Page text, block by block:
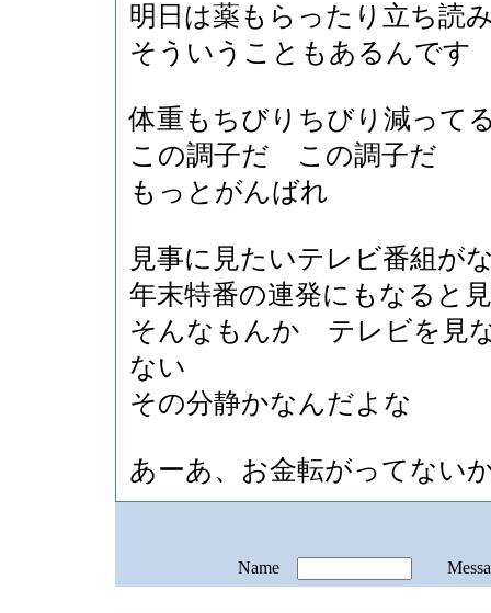
明日は薬もらったり立ち読
そういうこともあるんで
体重もちびりちびり減って
この調子だ この調子だ
もっとがんばれ
見事に見たいテレビ番組が
年末特番の連発にもなると
そんなもんか テレビを見
ない
その分静かなんだよな
あーあ、お金転がってない
Name